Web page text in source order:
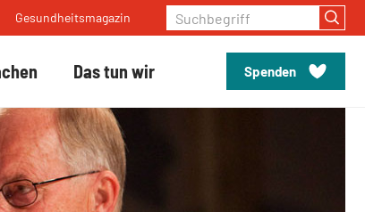
Das tun wir Spenden
Gesundheitsmagazin Suchbegriff